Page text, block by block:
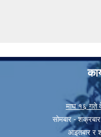
माघ १६ गते
सोमबार -
आइतबार र